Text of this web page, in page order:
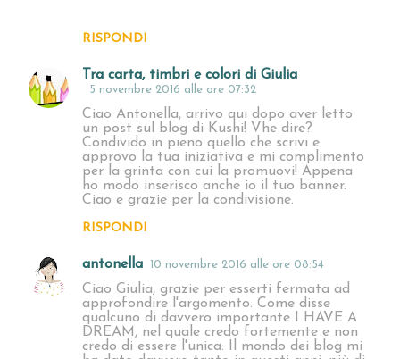
RISPONDI
Tra carta, timbri e colori di Giulia
5 novembre 2016 alle ore 07:32
Ciao Antonella, arrivo qui dopo aver letto
un post sul blog di Kushi! Vhe dire?
Condivido in pieno quello che scrivi e
approvo la tua iniziativa e mi complimento
per la grinta con cui la promuovi! Appena
ho modo inserisco anche io il tuo banner.
Ciao e grazie per la condivisione.
RISPONDI
antonella 10 novembre 2016 alle ore 08:54
Ciao Giulia, grazie per esserti fermata ad
approfondire l'argomento. Come disse
qualcuno di davvero importante I HAVE A
DREAM, nel quale credo fortemente e non
credo di essere l'unica. Il mondo dei blog mi